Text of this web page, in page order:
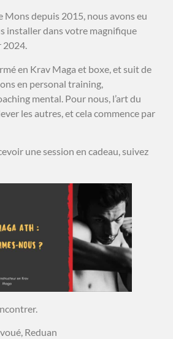
Mons depuis 2015, nous avons eu
installer dans votre magnifique
2024.
en Krav Maga et boxe, et suit de
en personal training,
mental. Pour nous, l’art du
les autres, et cela commence par
une session en cadeau, suivez
Reduan